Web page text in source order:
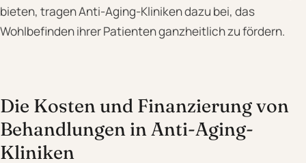
bieten, tragen Anti-Aging-Kliniken dazu bei, das
Wohlbefinden ihrer Patienten ganzheitlich zu fördern.
Die Kosten und Finanzierung von
Behandlungen in Anti-Aging-
Kliniken